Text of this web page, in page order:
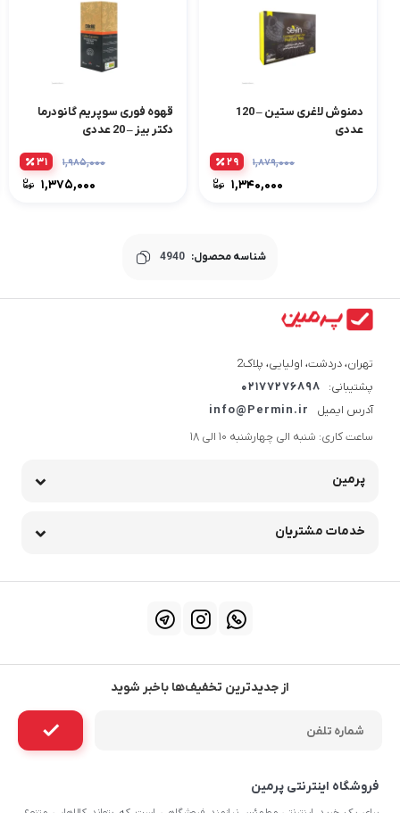
دمنوش لاغری ستین – 120
عددی
۱,۸۷۹,۰۰۰
۱,۳۴۰,۰۰۰
۲۹
قهوه فوری سوپریم گانودرما
دکتر بیز – 20 عددی
۱,۹۸۵,۰۰۰
۱,۳۷۵,۰۰۰
۳۱
شناسه محصول: 4940
تهران، دردشت، اولیایی، پلاک2
پشتیبانی:
02177276898
آدرس ایمیل
info@Permin.ir
ساعت کاری: شنبه الی چهارشنبه 10 الی 18
پرمین
خدمات مشتریان
از جدیدترین تخفیف‌ها باخبر شوید
فروشگاه اینترنتی پرمین